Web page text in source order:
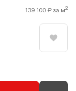
139 100 ₽ за м2